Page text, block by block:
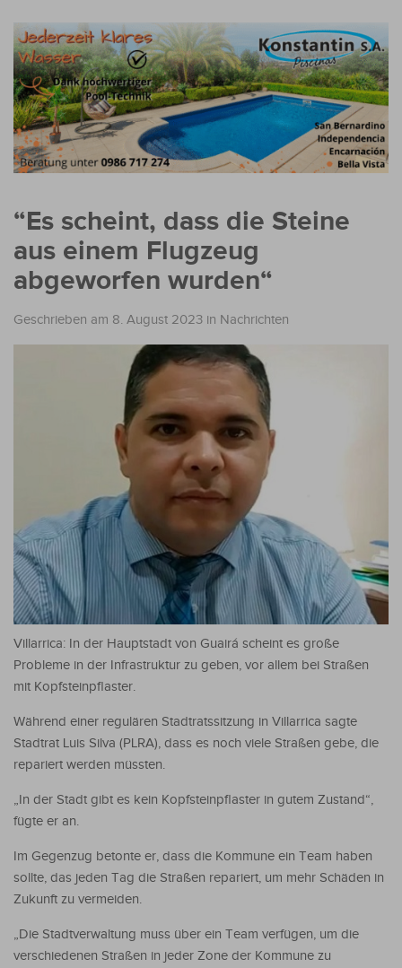
“Es scheint, dass die Steine
aus einem Flugzeug
abgeworfen wurden“
Geschrieben am 8. August 2023 in Nachrichten
Villarrica: In der Hauptstadt von Guairá scheint es große
Probleme in der Infrastruktur zu geben, vor allem bei Straßen
mit Kopfsteinpflaster.
Während einer regulären Stadtratssitzung in Villarrica sagte
Stadtrat Luis Silva (PLRA), dass es noch viele Straßen gebe, die
repariert werden müssten.
„In der Stadt gibt es kein Kopfsteinpflaster in gutem Zustand“,
fügte er an.
Im Gegenzug betonte er, dass die Kommune ein Team haben
sollte, das jeden Tag die Straßen repariert, um mehr Schäden in
Zukunft zu vermeiden.
„Die Stadtverwaltung muss über ein Team verfügen, um die
verschiedenen Straßen in jeder Zone der Kommune zu